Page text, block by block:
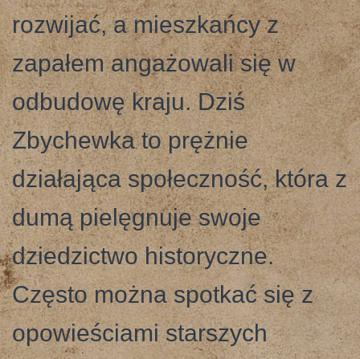
rozwijać, a mieszkańcy z
zapałem angażowali się w
odbudowę kraju. Dziś
Zbychewka to prężnie
działająca społeczność, która z
dumą pielęgnuje swoje
dziedzictwo historyczne.
Często można spotkać się z
opowieściami starszych